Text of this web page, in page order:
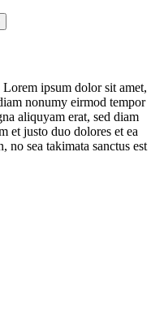
Lorem ipsum dolor sit amet,
nonumy eirmod tempor
aliquyam erat, sed diam
et justo duo dolores et ea
no sea takimata sanctus est